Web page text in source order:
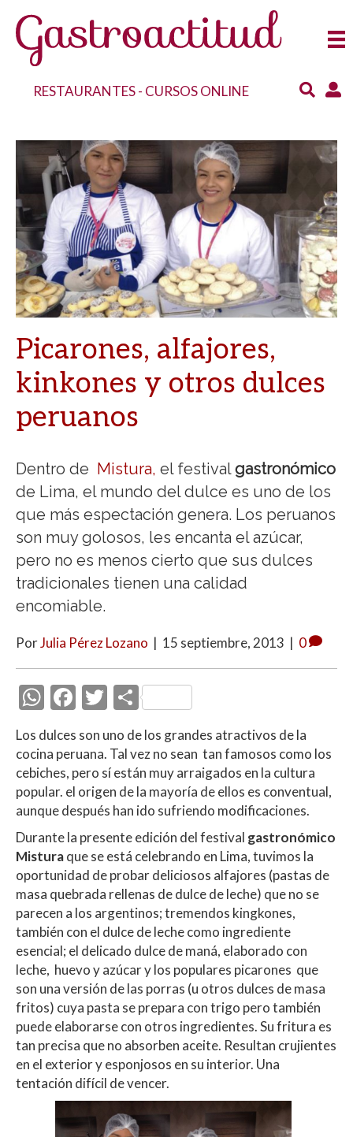
RESTAURANTES- CURSOS ONLINE
Picarones, alfajores,
kinkones y otros dulces
peruanos
Dentro de Mistura, el festivalgastronómico
de Lima, el mundo del dulce es uno de los
que más espectación genera. Los peruanos
son muy golosos, les encanta el azúcar,
pero no es menos cierto que sus dulces
tradicionales tienen una calidad
encomiable.
PorJulia Pérez Lozano | 15 septiembre, 2013 | 0
W
h
at
s
A
p
p
F
e
b
o
o
k
T
itt
er
C
o
m
p
ar
ti
r
Los dulces son uno de los grandes atractivos de la
cocina peruana. Tal vez no sean tan famosos como los
cebiches, pero sí están muy arraigados en la cultura
popular. el origen de la mayoría de ellos es conventual,
aunque después han ido sufriendo modificaciones.
Durante la presente edición del festival gastronómico
Misturaque se está celebrando en Lima, tuvimos la
oportunidad de probar deliciosos alfajores (pastas de
masa quebrada rellenas de dulce de leche) que no se
parecen a los argentinos; tremendos kingkones,
también con el dulce de leche como ingrediente
esencial; el delicado dulce de maná, elaborado con
leche, huevo y azúcar y los populares picarones que
son una versión de las porras (u otros dulces de masa
fritos) cuya pasta se prepara con trigo pero también
puede elaborarse con otros ingredientes. Su fritura es
tan precisa que no absorben aceite. Resultan crujientes
en el exterior y esponjosos en su interior. Una
tentación difícil de vencer.